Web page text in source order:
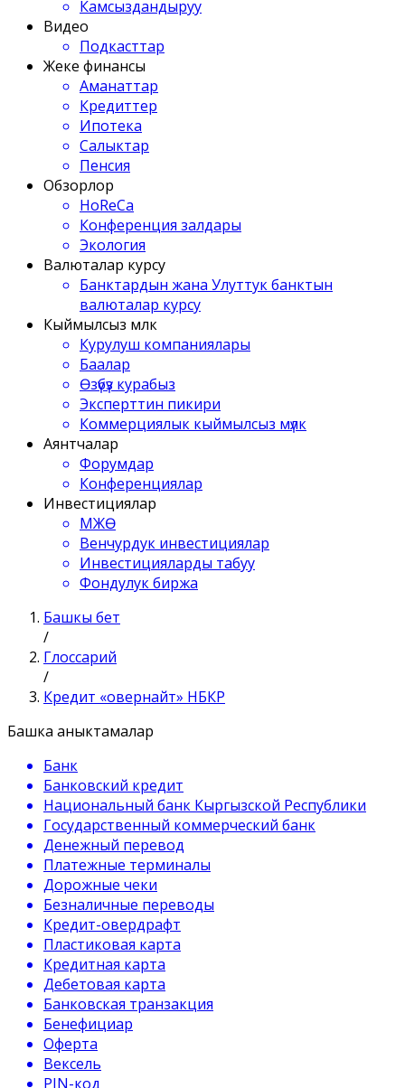
Камсыздандыруу
Видео
Подкасттар
Жеке финансы
Аманаттар
Кредиттер
Ипотека
Салыктар
Пенсия
Обзорлор
HoReCa
Конференция залдары
Экология
Валюталар курсу
Банктардын жана Улуттук банктын
валюталар курсу
Кыймылсыз мүлк
Курулуш компаниялары
Баалар
Өзүбүз курабыз
Эксперттин пикири
Коммерциялык кыймылсыз мүлк
Аянтчалар
Форумдар
Конференциялар
Инвестициялар
МЖӨ
Венчурдук инвестициялар
Инвестицияларды табуу
Фондулук биржа
Башкы бет
/
Глоссарий
/
Кредит «овернайт» НБКР
Башка аныктамалар
Банк
Банковский кредит
Национальный банк Кыргызской Республики
Государственный коммерческий банк
Денежный перевод
Платежные терминалы
Дорожные чеки
Безналичные переводы
Кредит-овердрафт
Пластиковая карта
Кредитная карта
Дебетовая карта
Банковская транзакция
Бенефициар
Оферта
Вексель
PIN-код